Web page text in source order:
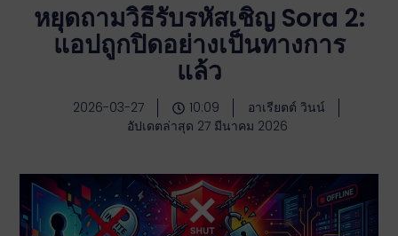
หยุดถามวิธีรับรหัสเชิญ Sora 2:
แอปถูกปิดอย่างเป็นทางการ
แล้ว
2026-03-27 10:09
อาเรียตต์ วินน์
อัปเดตล่าสุด 27 มีนาคม 2026